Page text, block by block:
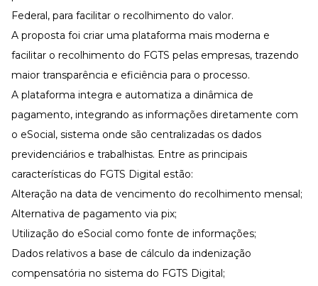
Federal, para facilitar o recolhimento do valor.
A proposta foi criar uma plataforma mais moderna e
facilitar o recolhimento do FGTS pelas empresas, trazendo
maior transparência e eficiência para o processo.
A plataforma integra e automatiza a dinâmica de
pagamento, integrando as informações diretamente com
o eSocial , sistema onde são centralizadas os dados
previdenciários e trabalhistas. Entre as principais
características do FGTS Digital estão:
Alteração na data de vencimento do recolhimento mensal;
Alternativa de pagamento via pix;
Utilização do eSocial como fonte de informações;
Dados relativos a base de cálculo da indenização
compensatória no sistema do FGTS Digital;